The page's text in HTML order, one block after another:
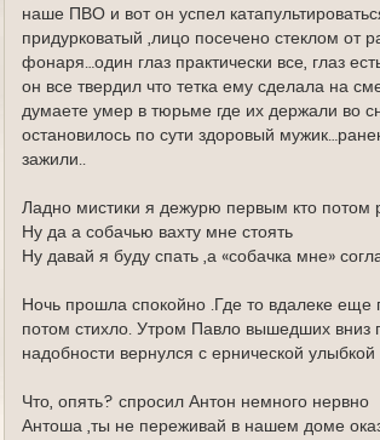
наше ПВО и вот он успел
придурковатый ,лицо посечено стеклом от
фонаря…один глаз практически все, глаз
он все твердил что тетка ему сделала на
думаете умер в тюрьме где их держали во
остановилось по сути здоровый
зажили..
Ладно мистики я дежурю первым кто потом
Ну да а собачью вахту мне стоять
Ну давай я буду спать ,а «собачка мне»
Ночь прошла спокойно .Где то вдалеке еще
потом стихло. Утром Павло вышедших вниз
надобности вернулся с ернической улыбкой ..
Что, опять? спросил Антон немного нервно
Антоша ,ты не переживай в нашем доме